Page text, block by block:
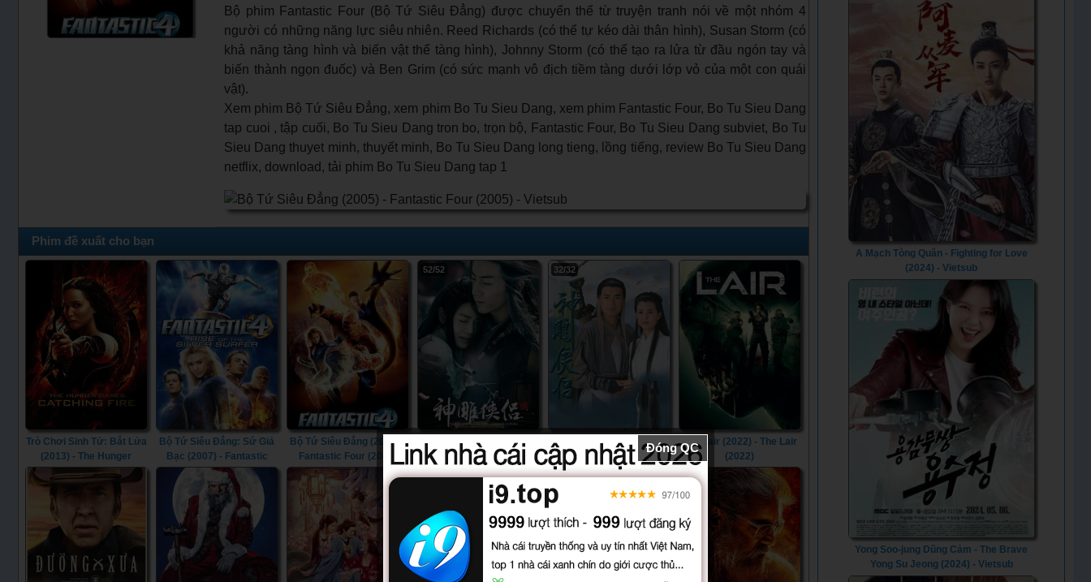
Bộ phim Fantastic Four (Bộ Tứ Siêu Đẳng) được chuyển thể từ truyện tranh nói về một nhóm 4
người có những năng lực siêu nhiên. Reed Richards (có thể tự kéo dài thân hình), Susan Storm (có
khả năng tàng hình và biến vật thể tàng hình), Johnny Storm (có thể tạo ra lửa từ đầu ngón tay và
biến thành ngọn đuốc) và Ben Grim (có sức mạnh vô địch tiềm tàng dưới lớp vỏ của một con quái
vật).
Xem phim Bộ Tứ Siêu Đẳng, xem phim Bo Tu Sieu Dang, xem phim Fantastic Four, Bo Tu Sieu Dang
tap cuoi , tập cuối, Bo Tu Sieu Dang tron bo, trọn bộ, Fantastic Four, Bo Tu Sieu Dang subviet, Bo Tu
Sieu Dang thuyet minh, thuyết minh, Bo Tu Sieu Dang long tieng, lồng tiếng, review Bo Tu Sieu Dang
netflix, download, tải phim Bo Tu Sieu Dang tap 1
Phim đề xuất cho bạn
Trò Chơi Sinh Tử: Bắt Lửa
(2013) - The Hunger
Games: Catching Fire
Bộ Tứ Siêu Đẳng: Sứ Giả
Bạc (2007) - Fantastic
Four: Rise of the Silver
Surfer (2007)
Bộ Tứ Siêu Đẳng (2005) -
Fantastic Four (2005)
52/52
Tân Thần Điêu Đại Hiệp
(2014) - The Romance of
the Condor Heroes (2014)
32/32
Thần Điêu Đại Hiệp (1995)
- Return of The Condor
Heroes (1995)
The Lair (2022) - The Lair
(2022)
A Mạch Tòng Quân - Fighting for Love
(2024) - Vietsub
Yong Soo-jung Dũng Cảm - The Brave
Yong Su Jeong (2024) - Vietsub
Đóng QC